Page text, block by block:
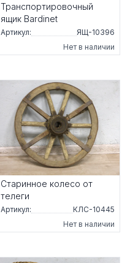
Транспортировочный
ящик Bardinet
Артикул:
ЯЩ-10396
Нет в наличии
Старинное колесо от
телеги
Артикул:
КЛС-10445
Нет в наличии